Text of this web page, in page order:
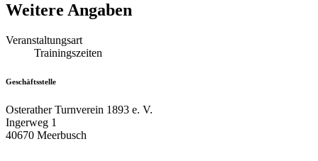
Weitere Angaben
Veranstaltungsart
Trainingszeiten
Geschäftsstelle
Osterather Turnverein 1893 e. V.
Ingerweg 1
40670 Meerbusch